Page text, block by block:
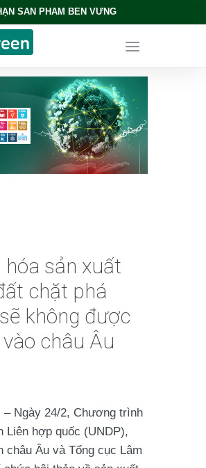
SẢN PHẨM BỀN VỮNG
hóa sản xuất
chặt phá
không được
châu Âu
– Ngày 24/2, Chương trình
Liên hợp quốc (UNDP),
châu Âu và Tổng cục Lâm